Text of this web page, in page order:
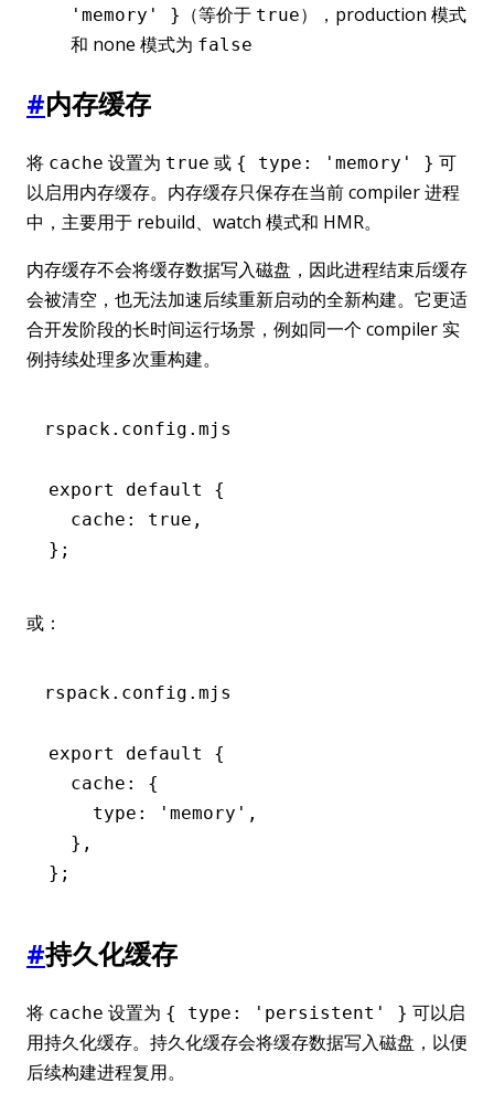
'memory' }
（等价于 true），production 模式
和 none 模式为 false
#内存缓存
将 cache 设置为 true 或 { type: 'memory' } 可
以启用内存缓存。内存缓存只保存在当前 compiler 进程
中，主要用于 rebuild、watch 模式和 HMR。
内存缓存不会将缓存数据写入磁盘，因此进程结束后缓存
会被清空，也无法加速后续重新启动的全新构建。它更适
合开发阶段的长时间运行场景，例如同一个 compiler 实
例持续处理多次重构建。
rspack.config.mjs
export default
{
  cache
: true ,
};
或：
rspack.config.mjs
export default
{
  cache
:
{
    type
: 'memory' ,
  }
,
};
#持久化缓存
将 cache 设置为 { type: 'persistent' } 可以启
用持久化缓存。持久化缓存会将缓存数据写入磁盘，以便
后续构建进程复用。